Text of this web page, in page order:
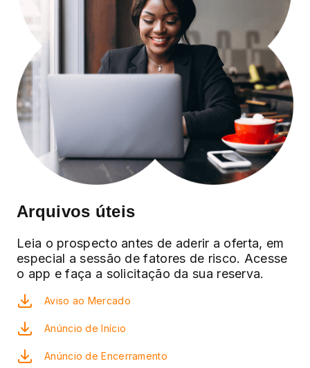
Arquivos úteis
Leia o prospecto antes de aderir a oferta, em
especial a sessão de fatores de risco. Acesse
o app e faça a solicitação da sua reserva.
Aviso ao Mercado
Anúncio de Início
Anúncio de Encerramento